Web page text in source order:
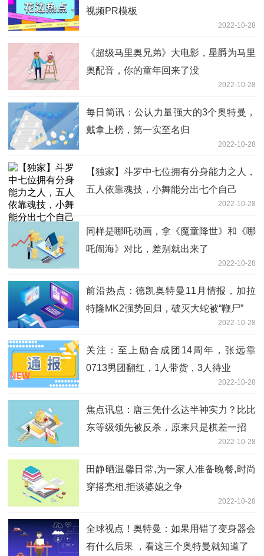
视频PR模板
2022-10-28
《超级马里奥兄弟》大电影，星爵为马里
奥配音，你的童年回来了没
2022-10-28
每日简讯：公认力量强大的3个奥特曼，
戴拿上榜，第一实至名归
2022-10-28
【独家】斗罗中七位拥有分身能力之人，
五人依靠魂技，小舞能分出七个自己
2022-10-28
同样是哪吒动画，拿《魔童降世》和《哪
吒闹海》对比，差别就出来了
2022-10-28
前沿热点：德凯奥特曼11月情报，加拉
特隆MK2强势回归，破灭大蛇被“鞭尸”
2022-10-28
关注：至上励合成团14周年，张远靠
0713男团翻红，1人带货，3人待业
2022-10-28
焦点讯息：唐三凭什么达半神实力？比比
东等级领先被反杀，原来只是棋差一招
2022-10-28
田静晒温馨日常,为一家人准备晚餐,时尚
穿搭亮相,拒谈婆媳之争
2022-10-28
全球视点！奥特曼：如果用错了变身器会
有什么后果 ，看这三个奥特曼就知道了